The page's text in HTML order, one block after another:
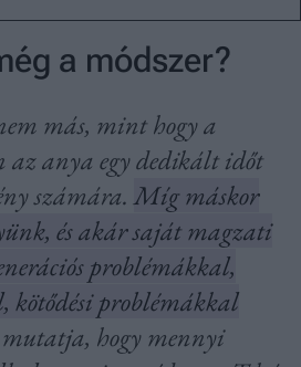
a módszer?
más, mint hogy a
az anya egy dedikált időt
számára.Míg máskor
és akár saját magzati
problémákkal,
kötődési problémákkal
hogy mennyi